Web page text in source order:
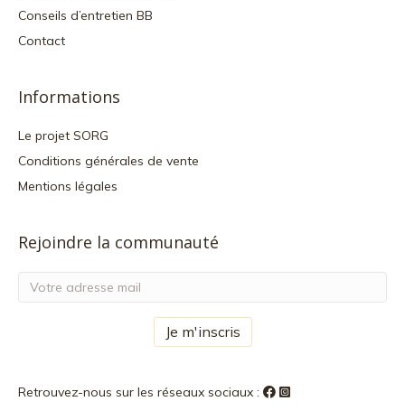
Conseils d’entretien BB
Contact
Informations
Le projet SORG
Conditions générales de vente
Mentions légales
Rejoindre la communauté
Retrouvez-nous sur les réseaux sociaux :